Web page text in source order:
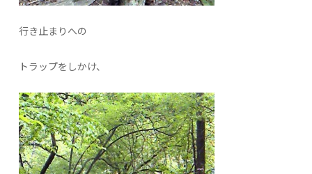
行き止まりへの
トラップをしかけ、